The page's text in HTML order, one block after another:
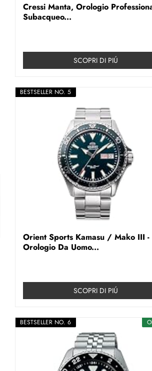
Cressi Manta, Orologio
Subacqueo...
SCOPRI DI PIÚ
BESTSELLER NO. 5
Orient Sports Kamasu / Mako III -
Orologio Da Uomo...
SCOPRI DI PIÚ
BESTSELLER NO. 6